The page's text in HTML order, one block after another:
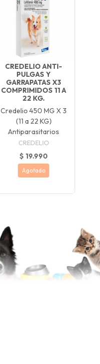
CREDELIO ANTI-
PULGAS Y
GARRAPATAS X3
COMPRIMIDOS 11 A
22 KG.
Credelio 450 MG X 3
(11 a 22 KG)
Antiparasitarios
CREDELIO
$ 19.990
Agotado